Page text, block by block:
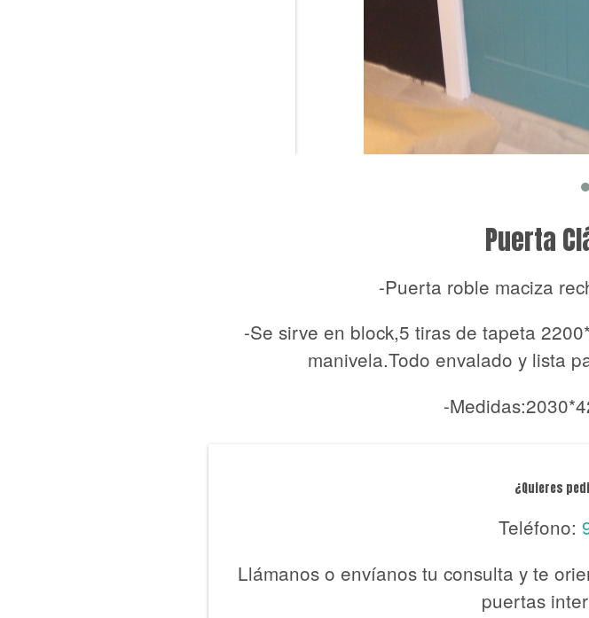
Puerta
-Puerta roble maciza
-Se sirve en block,5 tiras de tapeta
manivela.Todo envalado y lista
-
¿Quieres
Teléfono:
Llámanos o envíanos tu consulta y te
puertas